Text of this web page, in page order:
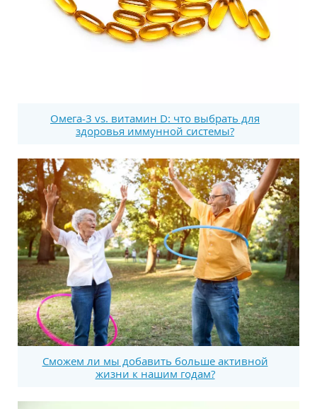
Омега-3 vs. витамин D: что выбрать для
здоровья иммунной системы?
Сможем ли мы добавить больше активной
жизни к нашим годам?